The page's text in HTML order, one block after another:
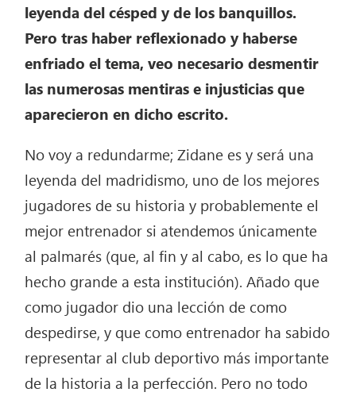
leyenda del césped y de los banquillos.
Pero tras haber reflexionado y haberse
enfriado el tema, veo necesario desmentir
las numerosas mentiras e injusticias que
aparecieron en dicho escrito.
No voy a redundarme; Zidane es y será una
leyenda del madridismo, uno de los mejores
jugadores de su historia y probablemente el
mejor entrenador si atendemos únicamente
al palmarés (que, al fin y al cabo, es lo que ha
hecho grande a esta institución). Añado que
como jugador dio una lección de como
despedirse, y que como entrenador ha sabido
representar al club deportivo más importante
de la historia a la perfección. Pero no todo